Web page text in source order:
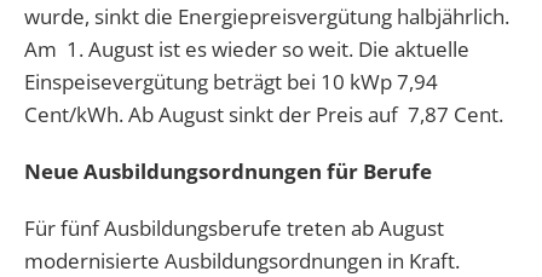
wurde, sinkt die Energiepreisvergütung halbjährlich.
Am 1. August ist es wieder so weit. Die aktuelle
Einspeisevergütung beträgt bei 10 kWp 7,94
Cent/kWh. Ab August sinkt der Preis auf 7,87 Cent.
Neue Ausbildungsordnungen für Berufe
Für fünf Ausbildungsberufe treten ab August
modernisierte Ausbildungsordnungen in Kraft.